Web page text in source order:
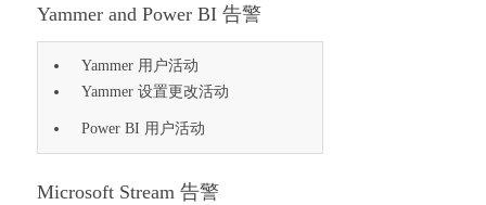
Yammer and Power BI 告警
Yammer 用户活动
Yammer 设置更改活动
Power BI 用户活动
Microsoft Stream 告警